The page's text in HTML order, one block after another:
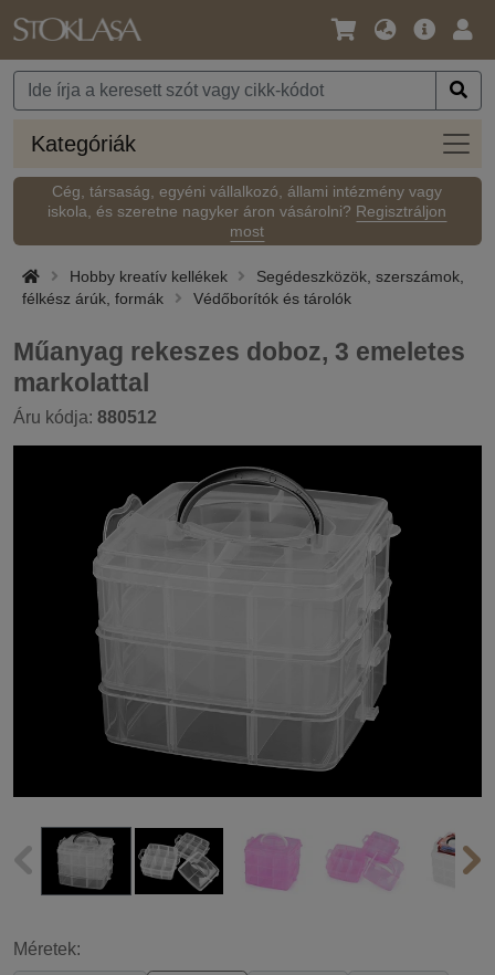
Nyelv
Pénznem
Fő
Kategóriák
Cég, társaság, egyéni vállalkozó, állami intézmény vagy
iskola, és szeretne nagyker áron vásárolni? Regisztráljon
most
Hobby kreatív kellékek
Segédeszközök, szerszámok,
félkész árúk, formák
Védőborítók és tárolók
Műanyag rekeszes doboz, 3 emeletes
markolattal
Áru kódja: 880512
Méretek: